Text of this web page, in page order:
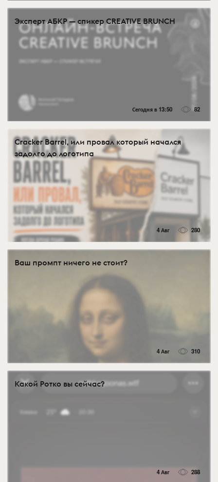
Эксперт АБКР — спикер CREATIVE BRUNCH
Сегодня в 13:50 82
Cracker Barrel, или провал который начался
задолго до логотипа
4 Авг 280
Ваш промпт ничего не стоит?
4 Авг 310
Какой Ротко вы сейчас?
4 Авг 288